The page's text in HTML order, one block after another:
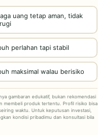
uang tetap aman, tidak
perlahan tapi stabil
maksimal walau berisiko
gambaran edukatif, bukan rekomendasi
membeli produk tertentu. Profil risiko bisa
waktu. Untuk keputusan investasi,
kondisi pribadimu dan konsultasi bila